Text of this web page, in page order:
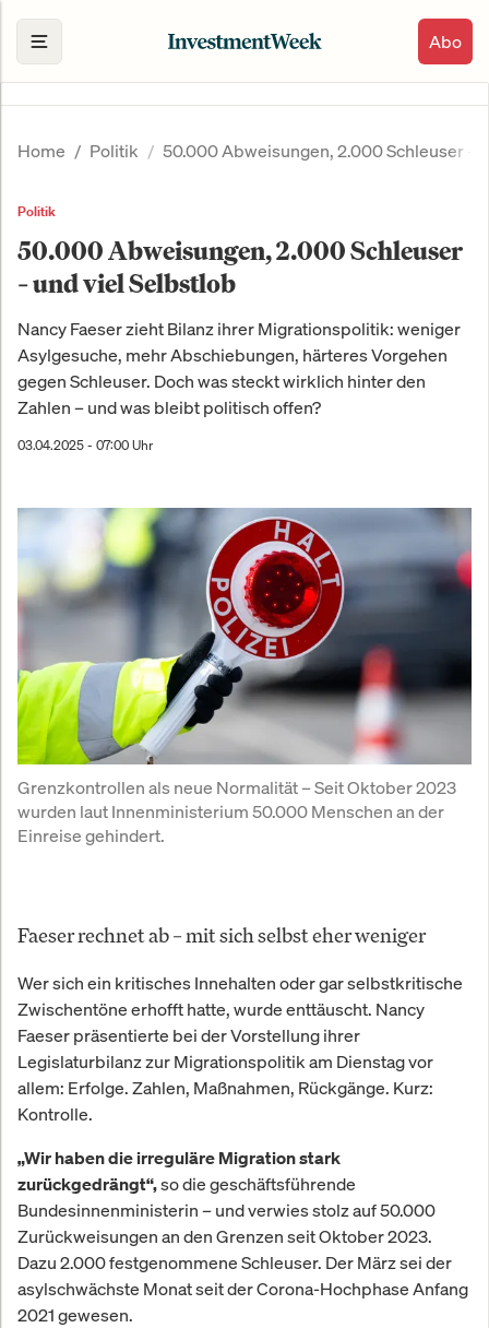
Abo
Home Politik 50.000 Abweisungen, 2.000 Schleuser –
Politik
50.000 Abweisungen, 2.000 Schleuser
– und viel Selbstlob
Nancy Faeser zieht Bilanz ihrer Migrationspolitik: weniger
Asylgesuche, mehr Abschiebungen, härteres Vorgehen
gegen Schleuser. Doch was steckt wirklich hinter den
Zahlen – und was bleibt politisch offen?
03.04.2025 - 07:00 Uhr
Grenzkontrollen als neue Normalität – Seit Oktober 2023
wurden laut Innenministerium 50.000 Menschen an der
Einreise gehindert.
Faeser rechnet ab – mit sich selbst eher weniger
Wer sich ein kritisches Innehalten oder gar selbstkritische
Zwischentöne erhofft hatte, wurde enttäuscht. Nancy
Faeser präsentierte bei der Vorstellung ihrer
Legislaturbilanz zur Migrationspolitik am Dienstag vor
allem: Erfolge. Zahlen, Maßnahmen, Rückgänge. Kurz:
Kontrolle.
„Wir haben die irreguläre Migration stark
zurückgedrängt“,so die geschäftsführende
Bundesinnenministerin – und verwies stolz auf 50.000
Zurückweisungen an den Grenzen seit Oktober 2023.
Dazu 2.000 festgenommene Schleuser. Der März sei der
asylschwächste Monat seit der Corona-Hochphase Anfang
2021 gewesen.